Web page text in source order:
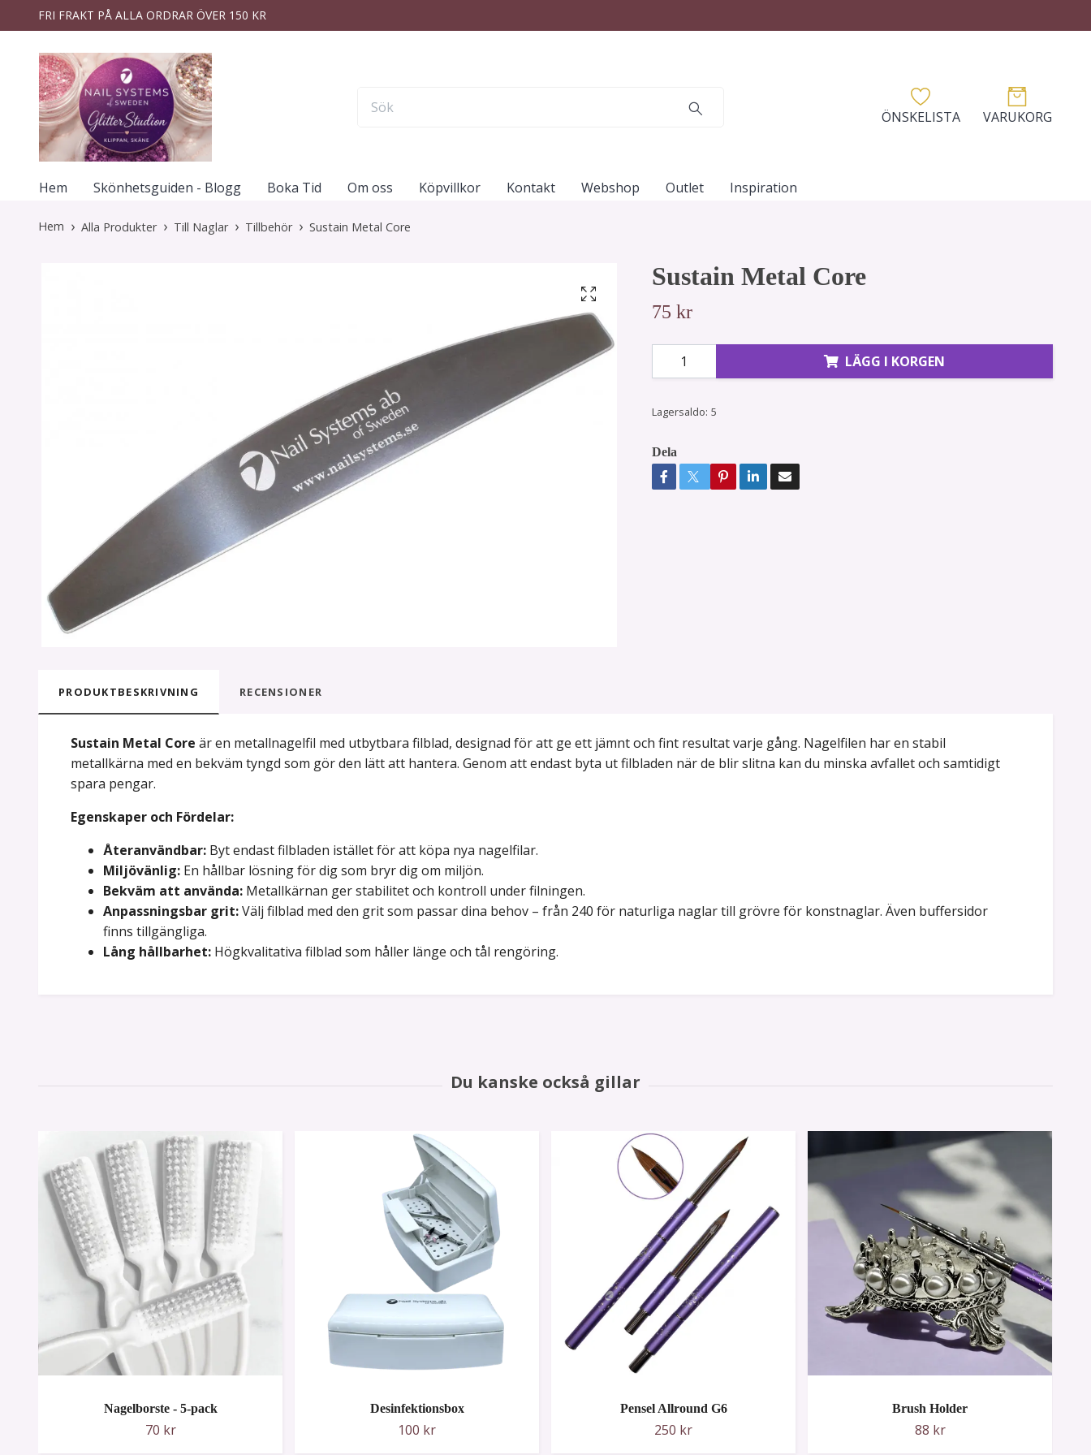
FRI FRAKT PÅ ALLA ORDRAR ÖVER 150 KR
ÖNSKELISTA VARUKORG
Hem Skönhetsguiden - Blogg Boka Tid Om oss Köpvillkor Kontakt Webshop Outlet Inspiration
Hem Alla Produkter Till Naglar Tillbehör Sustain Metal Core
Sustain Metal Core
75 kr
LÄGG I KORGEN
Lagersaldo: 5
Dela
PRODUKTBESKRIVNING RECENSIONER
Sustain Metal Core är en metallnagelfil med utbytbara filblad, designad för att ge ett jämnt och fint resultat varje gång. Nagelfilen har en stabil
metallkärna med en bekväm tyngd som gör den lätt att hantera. Genom att endast byta ut filbladen när de blir slitna kan du minska avfallet och samtidigt
spara pengar.
Egenskaper och Fördelar:
Återanvändbar: Byt endast filbladen istället för att köpa nya nagelfilar.
Miljövänlig: En hållbar lösning för dig som bryr dig om miljön.
Bekväm att använda: Metallkärnan ger stabilitet och kontroll under filningen.
Anpassningsbar grit:Välj filblad med den grit som passar dina behov – från 240 för naturliga naglar till grövre för konstnaglar. Även buffersidor
finns tillgängliga.
Lång hållbarhet: Högkvalitativa filblad som håller länge och tål rengöring.
Nagelborste - 5-pack
70 kr
Desinfektionsbox
100 kr
Pensel Allround G6
250 kr
Brush Holder
88 kr